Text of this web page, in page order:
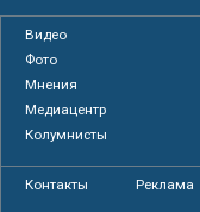
Видео
Фото
Мнения
Медиацентр
Колумнисты
Контакты Реклама